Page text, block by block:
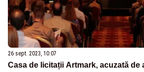
26 sept. 2023, 10:07
Casa de licitații Artmark, acuzată de